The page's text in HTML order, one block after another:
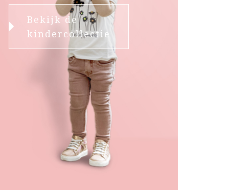
Bekijk de
kindercollectie